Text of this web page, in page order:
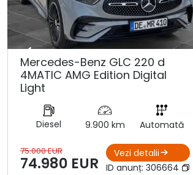
Mercedes-Benz GLC 220 d
4MATIC AMG Edition Digital
Light
Diesel 9.900 km Automată
75.000 EUR
74.980 EUR
Vezi detalii
ID anunț: 306664